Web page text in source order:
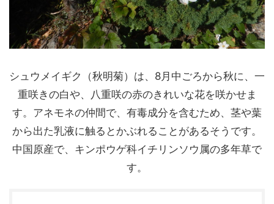
シュウメイギク（秋明菊）は、8月中ごろから秋に、一
重咲きの白や、八重咲の赤のきれいな花を咲かせま
す。アネモネの仲間で、有毒成分を含むため、茎や葉
から出た乳液に触るとかぶれることがあるそうです。
中国原産で、キンポウゲ科イチリンソウ属の多年草で
す。